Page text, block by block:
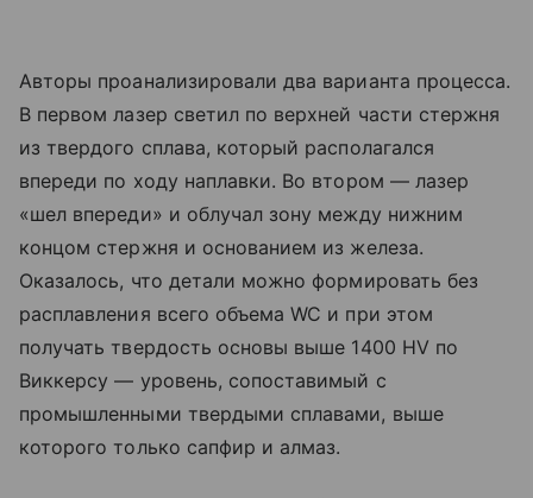
Авторы проанализировали два варианта процесса.
В первом лазер светил по верхней части стержня
из твердого сплава, который располагался
впереди по ходу наплавки. Во втором — лазер
«шел впереди» и облучал зону между нижним
концом стержня и основанием из железа.
Оказалось, что детали можно формировать без
расплавления всего объема WC и при этом
получать твердость основы выше 1400 HV по
Виккерсу — уровень, сопоставимый с
промышленными твердыми сплавами, выше
которого только сапфир и алмаз.